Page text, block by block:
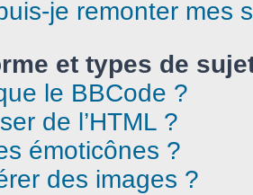
je remonter mes
et types de
le BBCode ?
de l’HTML ?
émoticônes ?
des images ?